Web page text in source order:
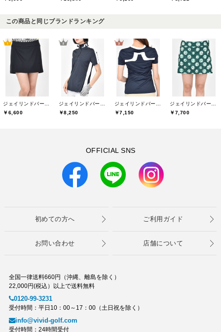
この商品と同じブランドランキング
￥6,600
￥8,250
￥7,150
￥7,700
OFFICIAL SNS
初めての方へ ご利用ガイド
お問い合わせ 店舗について
全国一律送料660円（沖縄、離島を除く）
22,000円(税込）以上で送料無料
0120-99-3231
受付時間：平日10：00～17：00（土日祝を除く）
info@vivid-golf.com
受付時間：24時間受付